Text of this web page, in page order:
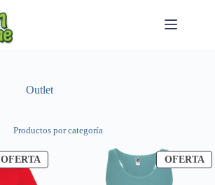
Outlet
Productos por categoría
OFERTAPRODUCTO
EN
OFERTA